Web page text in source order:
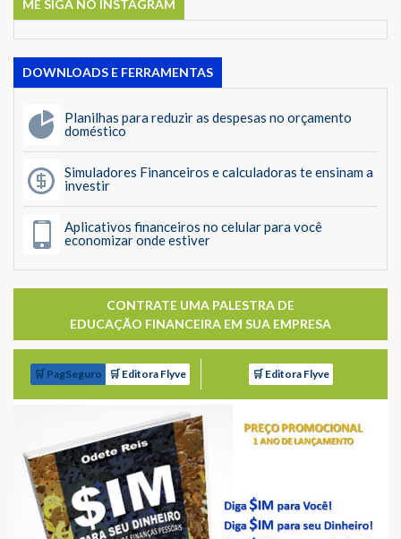
ME SIGA NO INSTAGRAM
DOWNLOADS E FERRAMENTAS
Planilhas para reduzir as despesas no orçamento
doméstico
Simuladores Financeiros e calculadoras te ensinam a
investir
Aplicativos financeiros no celular para você
economizar onde estiver
CONTRATE UMA PALESTRA DE
EDUCAÇÃO FINANCEIRA EM SUA EMPRESA
🛒 PagSeguro 🛒 Editora Flyve 🛒 Editora Flyve